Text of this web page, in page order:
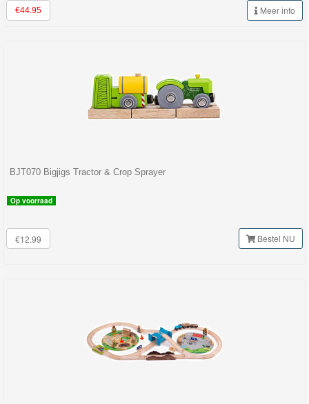
€44.95 Meer info
BJT070 Bigjigs Tractor & Crop Sprayer
Op voorraad
€12.99 Bestel NU